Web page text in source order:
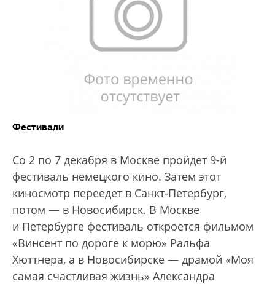
Фестивали
Со 2 по 7 декабря в Москве пройдет 9-й
фестиваль немецкого кино. Затем этот
киносмотр переедет в Санкт-Петербург,
потом — в Новосибирск. В Москве
и Петербурге фестиваль откроется фильмом
«Винсент по дороге к морю» Ральфа
Хюттнера, а в Новосибирске — драмой «Моя
самая счастливая жизнь» Александра